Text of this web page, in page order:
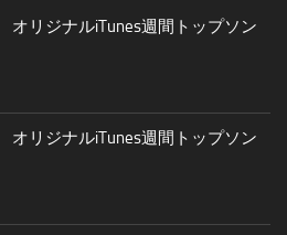
リジナルiTunes週間トップソン
リジナルiTunes週間トップソン